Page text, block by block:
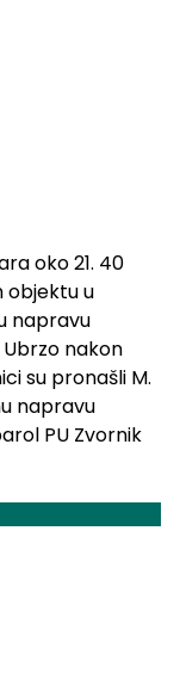
oko 21. 40
objektu u
napravu
nakon
su pronašli M.
napravu
PU Zvornik